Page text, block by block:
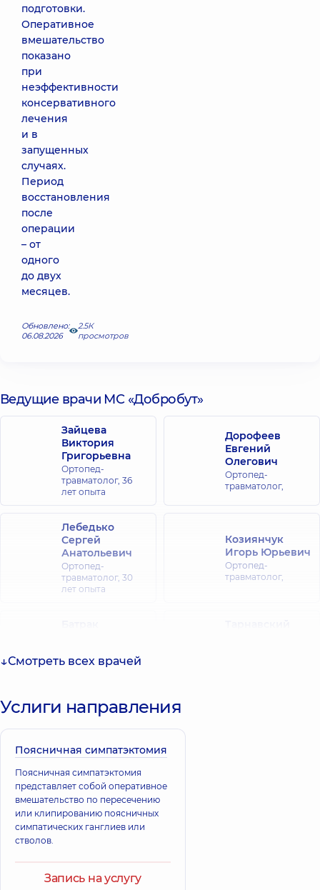
подготовки.
Оперативное
вмешательство
показано
при
неэффективности
консервативного
лечения
и в
запущенных
случаях.
Период
восстановления
после
операции
– от
одного
до двух
месяцев.
Обновлено:
06.08.2026
2.5К
просмотров
Ведущие врачи МС «Добробут»
Зайцева
Виктория
Григорьевна
Ортопед-
травматолог, 36
лет опыта
Дорофеев
Евгений
Олегович
Ортопед-
травматолог,
Лебедько
Сергей
Анатольевич
Ортопед-
травматолог, 30
лет опыта
Козиянчук
Игорь Юрьевич
Ортопед-
травматолог,
Ортопед-
Терапевт; Врач
общей практики -
семейный врач;
Кардиолог, 39 лет
Львович
Смотреть всех врачей
Услиги направления
Поясничная симпатэктомия
Поясничная симпатэктомия
представляет собой оперативное
вмешательство по пересечению
или клипированию поясничных
симпатических ганглиев или
стволов.
Запись на услугу